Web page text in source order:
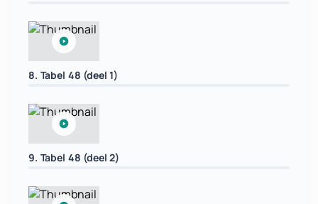
8. Tabel 48 (deel 1)
9. Tabel 48 (deel 2)